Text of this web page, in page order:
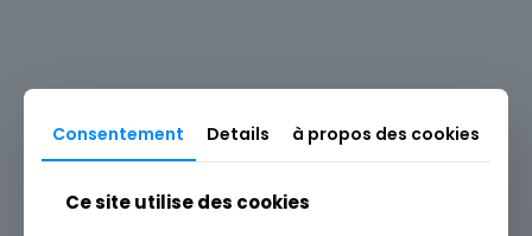
Art & Culture,Personnages & Célébrités
Timbres
Consentement Details à propos des cookies
Ce site utilise des cookies